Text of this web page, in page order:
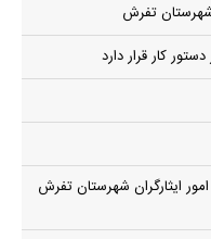
شهرستان تفرش
کار قرار دارد
ایثارگران شهرستان تفرش